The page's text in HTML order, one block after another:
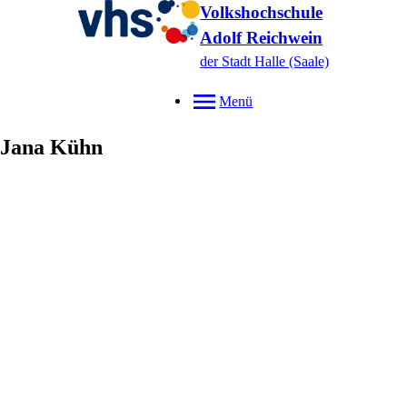
Volkshochschule
Adolf Reichwein
der Stadt Halle (Saale)
Menü
Jana Kühn